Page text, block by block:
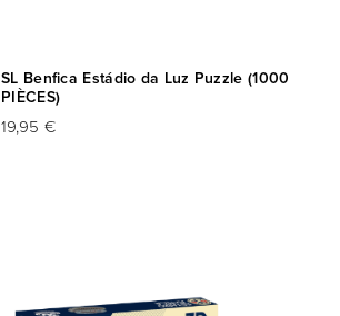
SL Benfica Estádio da Luz Puzzle (1000
PIÈCES)
19,95 €